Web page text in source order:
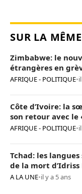
SUR LA
Zimbabwe: le
étrangères en
AFRIQUE - POLITIQUE•
Côte d’Ivoire: la
son retour avec
AFRIQUE - POLITIQUE•
Tchad: les
de la mort
A LA UNE•il y a 5 ans